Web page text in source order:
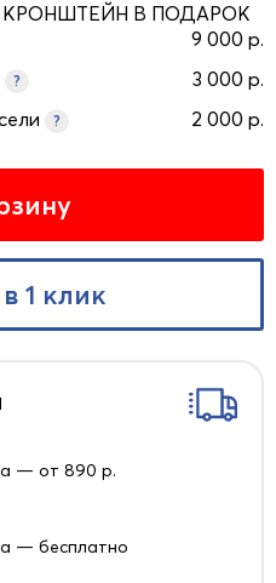
КРОНШТЕЙН В ПОДАРОК
9 000 р.
?
3 000 р.
? 2 000 р.
1 клик
— от 890 р.
— бесплатно